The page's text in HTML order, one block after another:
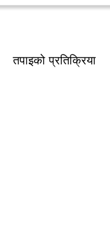
तपाइको प्रतिक्रिया